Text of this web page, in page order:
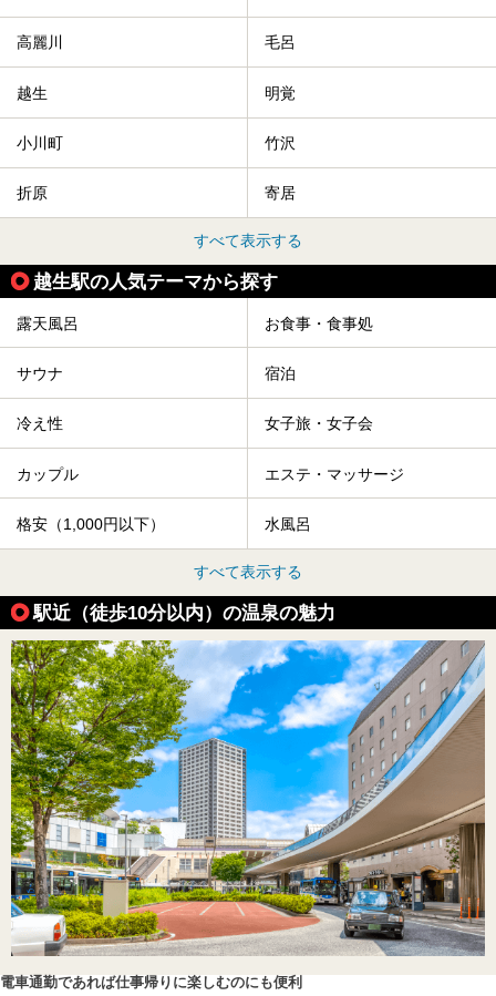
高麗川 毛呂
越生 明覚
小川町 竹沢
折原 寄居
すべて表示する
越生駅の人気テーマから探す
露天風呂 お食事・食事処
サウナ 宿泊
冷え性 女子旅・女子会
カップル エステ・マッサージ
格安（1,000円以下） 水風呂
すべて表示する
駅近（徒歩10分以内）の温泉の魅力
電車通勤であれば仕事帰りに楽しむのにも便利